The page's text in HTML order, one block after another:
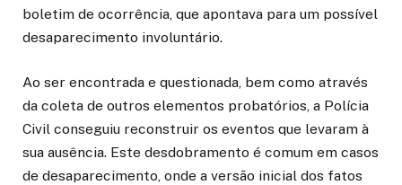
boletim de ocorrência, que apontava para um possível
desaparecimento involuntário.
Ao ser encontrada e questionada, bem como através
da coleta de outros elementos probatórios, a Polícia
Civil conseguiu reconstruir os eventos que levaram à
sua ausência. Este desdobramento é comum em casos
de desaparecimento, onde a versão inicial dos fatos